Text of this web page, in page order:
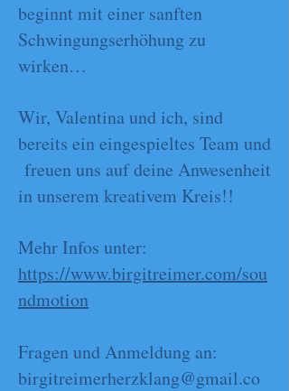
beginnt mit einer sanften
Schwingungserhöhung zu
wirken…
Wir, Valentina und ich, sind
bereits ein eingespieltes Team und
freuen uns auf deine Anwesenheit
in unserem kreativem Kreis!!
Mehr Infos unter:
https://www.birgitreimer.com/sou
ndmotion
Fragen und Anmeldung an:
birgitreimerherzklang@gmail.co